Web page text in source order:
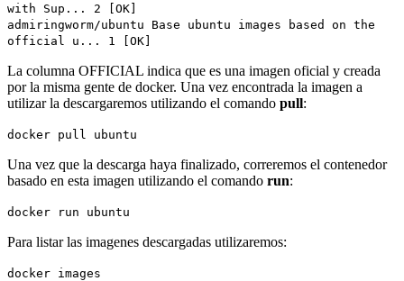
with Sup... 2 [OK]
admiringworm/ubuntu Base ubuntu images based on the
official u... 1 [OK]
La columna OFFICIAL indica que es una imagen oficial y creada
por la misma gente de docker. Una vez encontrada la imagen a
utilizar la descargaremos utilizando el comando pull:
docker pull ubuntu
Una vez que la descarga haya finalizado, correremos el contenedor
basado en esta imagen utilizando el comando run:
docker run ubuntu
Para listar las imagenes descargadas utilizaremos:
docker images